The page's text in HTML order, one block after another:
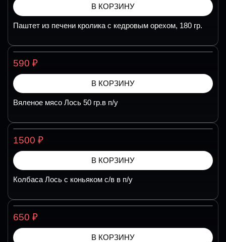
В КОРЗИНУ
Паштет из печени кролика с кедровым орехом, 180 гр.
590 ₽
В КОРЗИНУ
Вяленое мясо Лось 50 гр.в п/у
1500 ₽
В КОРЗИНУ
Колбаса Лось с коньяком с/в в п/у
650 ₽
В КОРЗИНУ